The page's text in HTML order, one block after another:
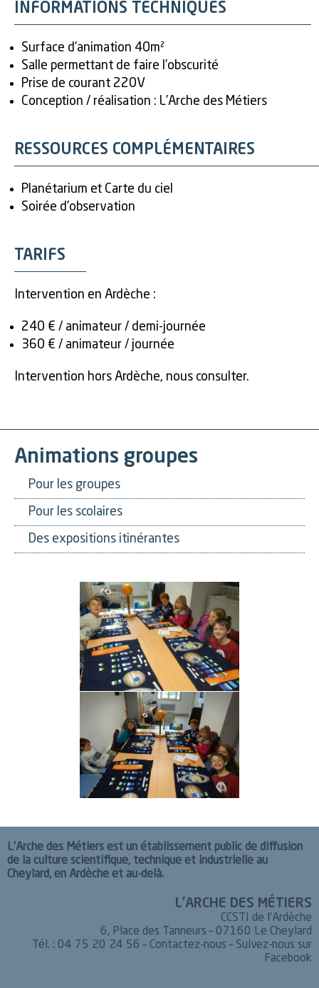
INFORMATIONS TECHNIQUES
Surface d’animation 40m²
Salle permettant de faire l’obscurité
Prise de courant 220V
Conception / réalisation : L’Arche des Métiers
RESSOURCES COMPLÉMENTAIRES
Planétarium et Carte du ciel
Soirée d’observation
TARIFS
Intervention en Ardèche :
240 € / animateur / demi-journée
360 € / animateur / journée
Intervention hors Ardèche, nous consulter.
Animations groupes
Pour les groupes
Pour les scolaires
Des expositions itinérantes
L’Arche des Métiers est un établissement public de diffusion
de la culture scientifique, technique et industrielle au
Cheylard, en Ardèche et au-delà.
L’ARCHE DES MÉTIERS
CCSTI de l’Ardèche
6, Place des Tanneurs – 07160 Le Cheylard
Tél. : 04 75 20 24 56 – Contactez-nous – Suivez-nous sur
Facebook